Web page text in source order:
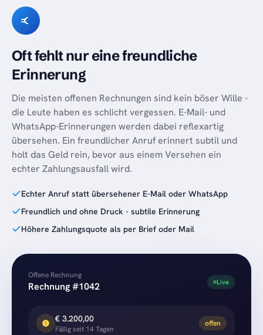
Oft fehlt nur eine freundliche
Erinnerung
Die meisten offenen Rechnungen sind kein böser Wille -
die Leute haben es schlicht vergessen. E-Mail- und
WhatsApp-Erinnerungen werden dabei reflexartig
übersehen. Ein freundlicher Anruf erinnert subtil und
holt das Geld rein, bevor aus einem Versehen ein
echter Zahlungsausfall wird.
Echter Anruf statt übersehener E-Mail oder WhatsApp
Freundlich und ohne Druck - subtile Erinnerung
Höhere Zahlungsquote als per Brief oder Mail
Offene Rechnung
Rechnung #1042 Live
€ 3.200,00
Fällig seit 14 Tagen
offen